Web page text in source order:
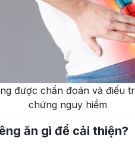
được chẩn đoán và điều
chứng nguy hiểm
ăn gì để cải thiện?